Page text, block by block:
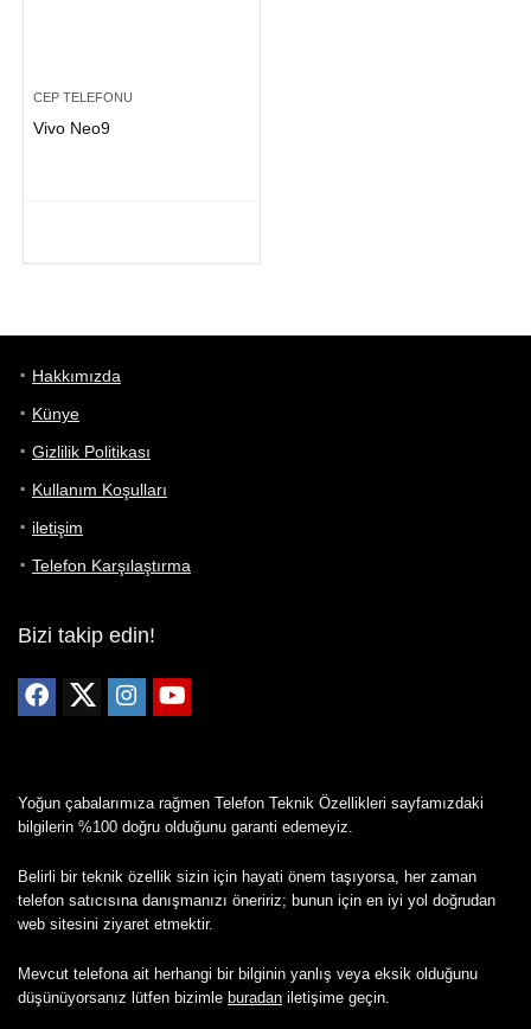
CEP TELEFONU
Vivo Neo9
Hakkımızda
Künye
Gizlilik Politikası
Kullanım Koşulları
iletişim
Telefon Karşılaştırma
Bizi takip edin!
Yoğun çabalarımıza rağmen Telefon Teknik Özellikleri sayfamızdaki
bilgilerin %100 doğru olduğunu garanti edemeyiz.
Belirli bir teknik özellik sizin için hayati önem taşıyorsa, her zaman
telefon satıcısına danışmanızı öneririz; bunun için en iyi yol doğrudan
web sitesini ziyaret etmektir.
Mevcut telefona ait herhangi bir bilginin yanlış veya eksik olduğunu
düşünüyorsanız lütfen bizimle buradan iletişime geçin.